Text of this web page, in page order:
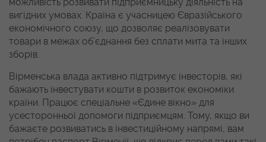
вигідних умовах. Країна є учасницею Євразійського
економічного союзу, що дозволяє реалізовувати
товари в межах об’єднання без сплати мита та інших
зборів.
Вірменська влада активно підтримує інвесторів, які
бажають інвестувати кошти в розвиток економіки
країни. Працює спеціальне «Єдине вікно» для
усесторонньої допомоги підприємцям. Тому, якщо ви
бажаєте розвиватись в інвестиційному напрямі, вам